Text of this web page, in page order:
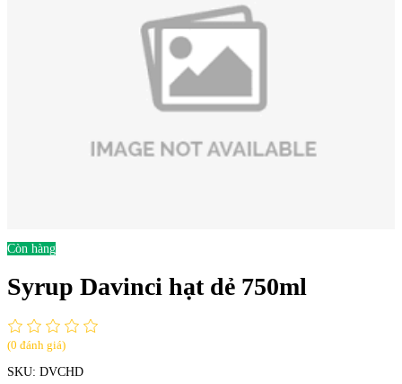
Còn hàng
Syrup Davinci hạt dẻ 750ml
(0 đánh giá)
SKU: DVCHD